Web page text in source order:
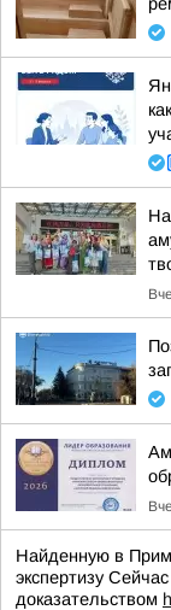
Найденную в
экспертизу
доказательством